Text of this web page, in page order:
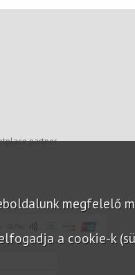
megfelelő
a cookie-k
partner